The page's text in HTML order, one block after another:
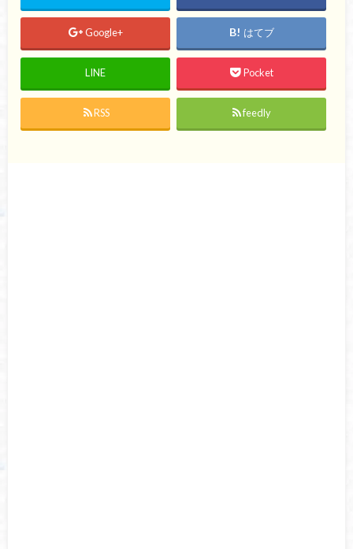
Google+ はてブ
LINE Pocket
RSS feedly